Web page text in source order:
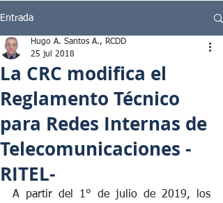
Entrada
La CRC modifica el
Reglamento Técnico
para Redes Internas de
Telecomunicaciones -
RITEL-
Hugo A. Santos A., RCDD
25 jul 2018
A partir del 1° de julio de 2019, los